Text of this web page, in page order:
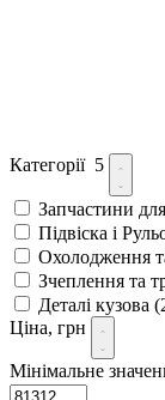
Категорії 5
Запчастини
Підвіска і
Охолодження
Зчеплення та
Деталі кузова
Ціна, грн
Мінімальне